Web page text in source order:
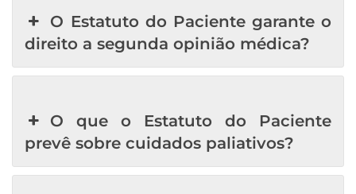
O Estatuto do Paciente garante o
direito a segunda opinião médica?
O que o Estatuto do Paciente
prevê sobre cuidados paliativos?